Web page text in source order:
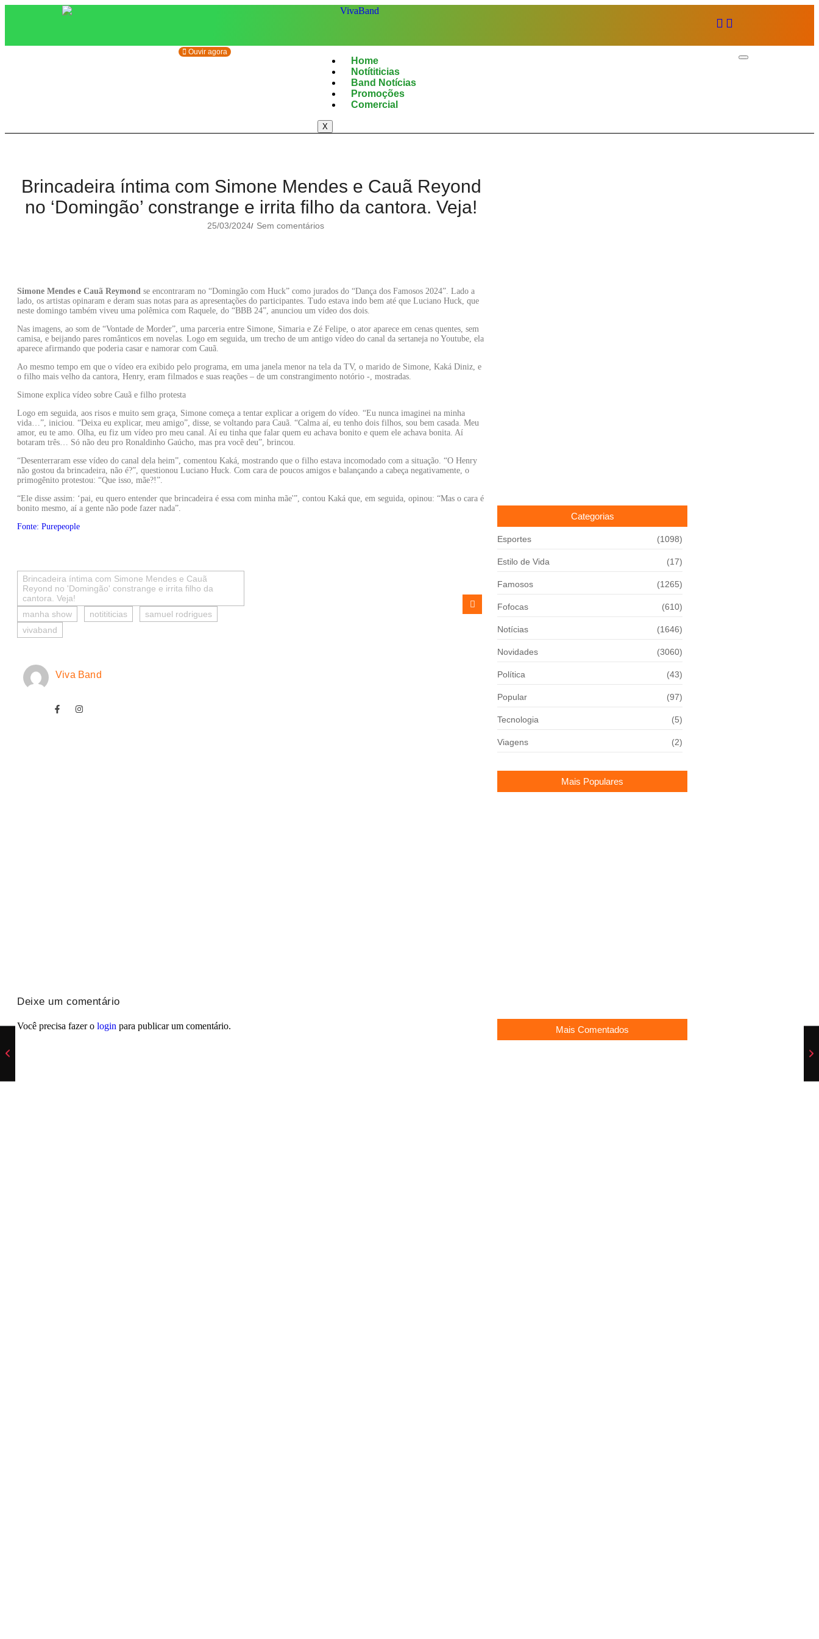
Home
Notítiticias
Band Notícias
Promoções
Comercial
X
Ouvir agora
Brincadeira íntima com Simone Mendes e Cauã Reyond
no ‘Domingão’ constrange e irrita filho da cantora. Veja!
25/03/2024/ Sem comentários
Simone Mendes e Cauã Reymond se encontraram no “Domingão com Huck” como jurados do “Dança dos Famosos 2024”. Lado a
lado, os artistas opinaram e deram suas notas para as apresentações do participantes. Tudo estava indo bem até que Luciano Huck, que
neste domingo também viveu uma polêmica com Raquele, do “BBB 24”, anunciou um vídeo dos dois.
Nas imagens, ao som de “Vontade de Morder”, uma parceria entre Simone, Simaria e Zé Felipe, o ator aparece em cenas quentes, sem
camisa, e beijando pares românticos em novelas. Logo em seguida, um trecho de um antigo vídeo do canal da sertaneja no Youtube, ela
aparece afirmando que poderia casar e namorar com Cauã.
Ao mesmo tempo em que o vídeo era exibido pelo programa, em uma janela menor na tela da TV, o marido de Simone, Kaká Diniz, e
o filho mais velho da cantora, Henry, eram filmados e suas reações – de um constrangimento notório -, mostradas.
Simone explica vídeo sobre Cauã e filho protesta
Logo em seguida, aos risos e muito sem graça, Simone começa a tentar explicar a origem do vídeo. “Eu nunca imaginei na minha
vida…”, iniciou. “Deixa eu explicar, meu amigo”, disse, se voltando para Cauã. “Calma aí, eu tenho dois filhos, sou bem casada. Meu
amor, eu te amo. Olha, eu fiz um vídeo pro meu canal. Aí eu tinha que falar quem eu achava bonito e quem ele achava bonita. Aí
botaram três… Só não deu pro Ronaldinho Gaúcho, mas pra você deu”, brincou.
“Desenterraram esse vídeo do canal dela heim”, comentou Kaká, mostrando que o filho estava incomodado com a situação. “O Henry
não gostou da brincadeira, não é?”, questionou Luciano Huck. Com cara de poucos amigos e balançando a cabeça negativamente, o
primogênito protestou: “Que isso, mãe?!”.
“Ele disse assim: ‘pai, eu quero entender que brincadeira é essa com minha mãe'”, contou Kaká que, em seguida, opinou: “Mas o cara é
bonito mesmo, aí a gente não pode fazer nada”.
Fonte: Purepeople
Brincadeira íntima com Simone Mendes e Cauã
Reyond no 'Domingão' constrange e irrita filho da
cantora. Veja!
manha show
notititicias
samuel rodrigues
vivaband
Viva Band
Deixe um comentário
Você precisa fazer o login para publicar um comentário.
Mais Populares
Mais Comentados
Categorias
Esportes (1098)
Estilo de Vida (17)
Famosos (1265)
Fofocas (610)
Notícias (1646)
Novidades (3060)
Política (43)
Popular (97)
Tecnologia (5)
Viagens (2)